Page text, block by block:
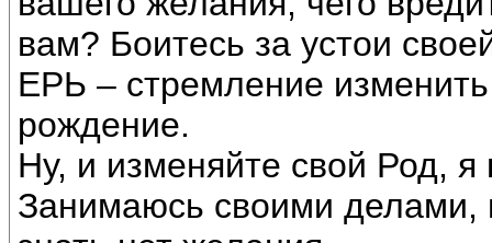
вам? Боитесь за устои
ЕРЬ – стремление
рождение.
Ну, и изменяйте свой Род,
Занимаюсь своими делами,